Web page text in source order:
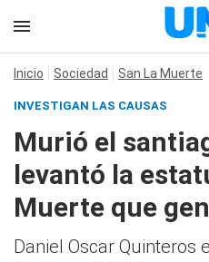
Inicio Sociedad San La Muerte
INVESTIGAN LAS CAUSAS
Murió el
levantó la
Muerte que
Daniel Oscar Quinteros